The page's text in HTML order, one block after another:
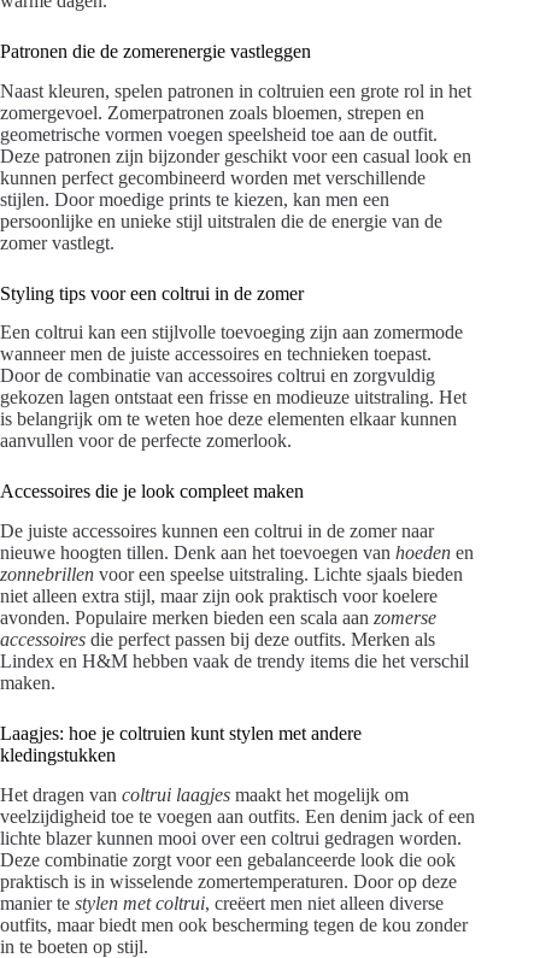
Patronen die de zomerenergie vastleggen
Naast kleuren, spelen patronen in coltruien een grote rol in het
zomergevoel. Zomerpatronen zoals bloemen, strepen en
geometrische vormen voegen speelsheid toe aan de outfit.
Deze patronen zijn bijzonder geschikt voor een casual look en
kunnen perfect gecombineerd worden met verschillende
stijlen. Door moedige prints te kiezen, kan men een
persoonlijke en unieke stijl uitstralen die de energie van de
zomer vastlegt.
Styling tips voor een coltrui in de zomer
Een coltrui kan een stijlvolle toevoeging zijn aan zomermode
wanneer men de juiste accessoires en technieken toepast.
Door de combinatie van accessoires coltrui en zorgvuldig
gekozen lagen ontstaat een frisse en modieuze uitstraling. Het
is belangrijk om te weten hoe deze elementen elkaar kunnen
aanvullen voor de perfecte zomerlook.
Accessoires die je look compleet maken
De juiste accessoires kunnen een coltrui in de zomer naar
nieuwe hoogten tillen. Denk aan het toevoegen van hoeden en
zonnebrillen voor een speelse uitstraling. Lichte sjaals bieden
niet alleen extra stijl, maar zijn ook praktisch voor koelere
avonden. Populaire merken bieden een scala aan zomerse
accessoires die perfect passen bij deze outfits. Merken als
Lindex en H&M hebben vaak de trendy items die het verschil
maken.
Laagjes: hoe je coltruien kunt stylen met andere
kledingstukken
Het dragen van coltrui laagjes maakt het mogelijk om
veelzijdigheid toe te voegen aan outfits. Een denim jack of een
lichte blazer kunnen mooi over een coltrui gedragen worden.
Deze combinatie zorgt voor een gebalanceerde look die ook
praktisch is in wisselende zomertemperaturen. Door op deze
manier te stylen met coltrui, creëert men niet alleen diverse
outfits, maar biedt men ook bescherming tegen de kou zonder
in te boeten op stijl.